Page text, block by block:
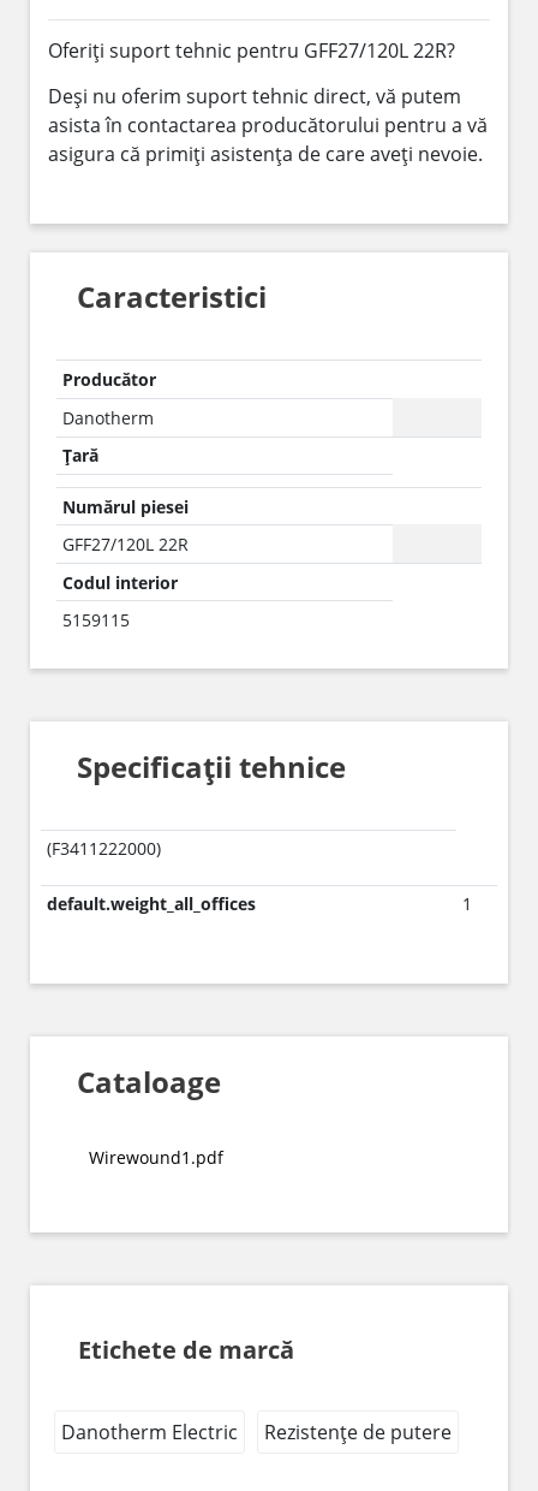
Oferiți suport tehnic pentru GFF27/120L 22R?
Deși nu oferim suport tehnic direct, vă putem
asista în contactarea producătorului pentru a vă
asigura că primiți asistența de care aveți nevoie.
Caracteristici
Producător
Danotherm
Țară
Numărul piesei
GFF27/120L 22R
Codul interior
5159115
Specificații tehnice
(F3411222000)
default.weight_all_offices 1
Cataloage
Wirewound1.pdf
Etichete de marcă
Danotherm Electric Rezistențe de putere